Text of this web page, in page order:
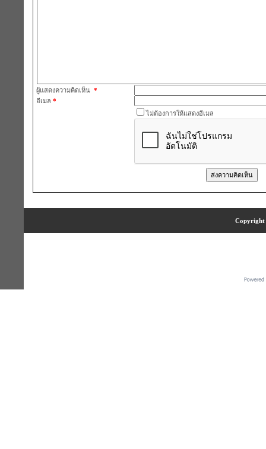
ผู้แสดงความคิดเห็น *
อีเมล *
ไม่ต้องการให้แสดงอีเมล
Copyright